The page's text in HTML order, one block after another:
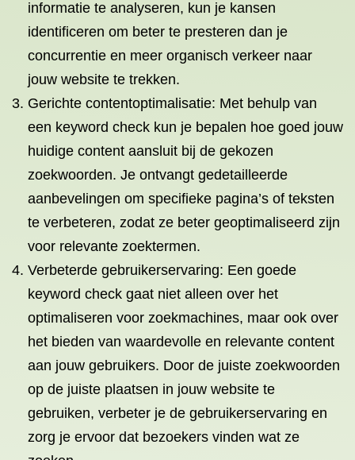
informatie te analyseren, kun je kansen
identificeren om beter te presteren dan je
concurrentie en meer organisch verkeer naar
jouw website te trekken.
Gerichte contentoptimalisatie: Met behulp van
een keyword check kun je bepalen hoe goed jouw
huidige content aansluit bij de gekozen
zoekwoorden. Je ontvangt gedetailleerde
aanbevelingen om specifieke pagina’s of teksten
te verbeteren, zodat ze beter geoptimaliseerd zijn
voor relevante zoektermen.
Verbeterde gebruikerservaring: Een goede
keyword check gaat niet alleen over het
optimaliseren voor zoekmachines, maar ook over
het bieden van waardevolle en relevante content
aan jouw gebruikers. Door de juiste zoekwoorden
op de juiste plaatsen in jouw website te
gebruiken, verbeter je de gebruikerservaring en
zorg je ervoor dat bezoekers vinden wat ze